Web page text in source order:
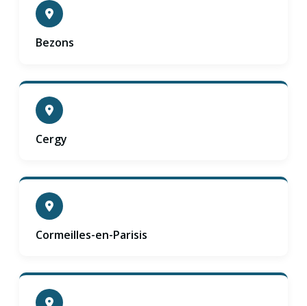
Bezons
Cergy
Cormeilles-en-Parisis